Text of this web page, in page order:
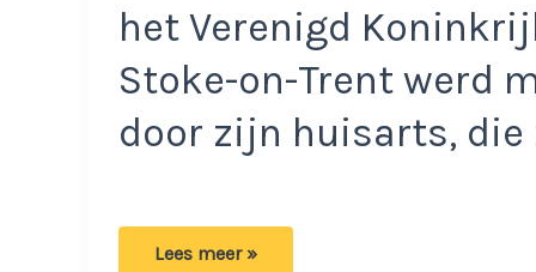
het Verenigd
Stoke-on-Trent werd
door zijn huisarts, die
Huisarts
Lees meer »